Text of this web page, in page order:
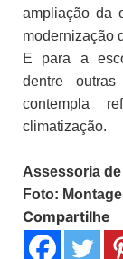
ampliação da
modernização
E para a
dentre
contempla
climatização.
Assessoria
Foto:
Compartilhe